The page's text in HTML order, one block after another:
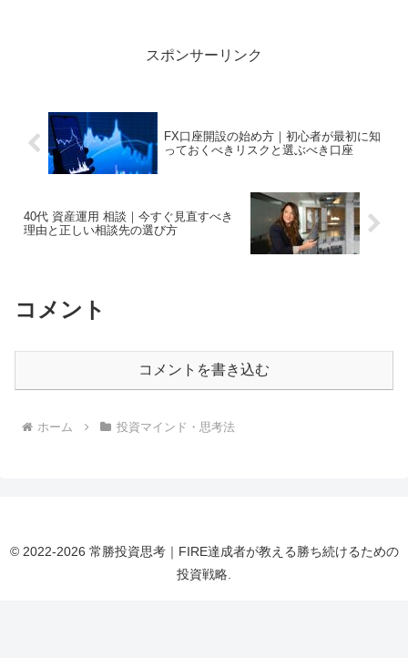
スポンサーリンク
FX口座開設の始め方｜初心者が最初に知
っておくべきリスクと選ぶべき口座
40代 資産運用 相談｜今すぐ見直すべき
理由と正しい相談先の選び方
コメント
コメントを書き込む
ホーム 投資マインド・思考法
© 2022-2026 常勝投資思考｜FIRE達成者が教える勝ち続けるための
投資戦略.